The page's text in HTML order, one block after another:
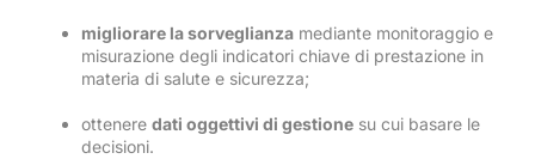
migliorare la sorveglianza mediante monitoraggio e
misurazione degli indicatori chiave di prestazione in
materia di salute e sicurezza;
ottenere dati oggettivi di gestione su cui basare le
decisioni.